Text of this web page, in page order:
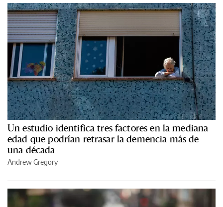
Un estudio identifica tres factores en la mediana
edad que podrían retrasar la demencia más de
una década
Andrew Gregory